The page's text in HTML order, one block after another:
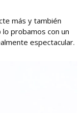
más y también
probamos con un
espectacular.